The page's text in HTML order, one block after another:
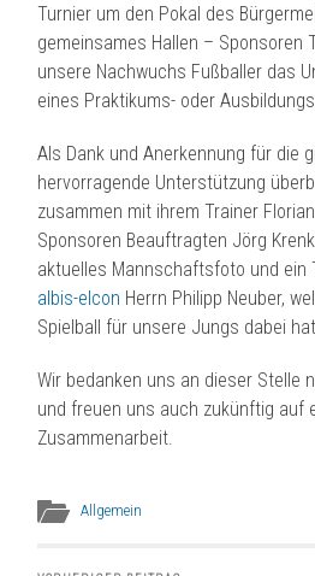
Turnier um den Pokal des
gemeinsames Hallen – Sponsoren
unsere Nachwuchs Fußballer das
eines Praktikums- oder
Als Dank und Anerkennung für die
hervorragende Unterstützung
zusammen mit ihrem Trainer
Sponsoren Beauftragten Jörg
aktuelles Mannschaftsfoto und ein
albis-elcon Herrn Philipp Neuber,
Spielball für unsere Jungs dabei
Wir bedanken uns an dieser Stelle
und freuen uns auch zukünftig auf
Zusammenarbeit.
Allgemein